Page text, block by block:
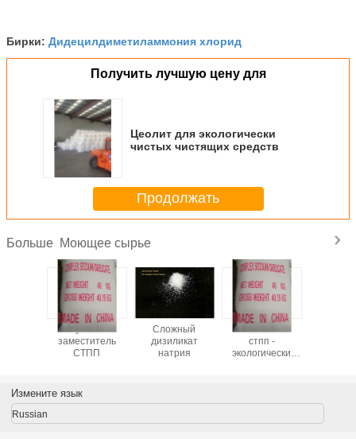
Бирки: Дидецилдиметиламмония хлорид
Получить лучшую цену для
Цеолит для экологически
чистых чистящих средств
Продолжать
Больше Моющее сырье
лучший
заместитель
СТПП
Сложный
дизиликат
натрия
Заместитель
стпп -
экологически
Измените язык
Russian